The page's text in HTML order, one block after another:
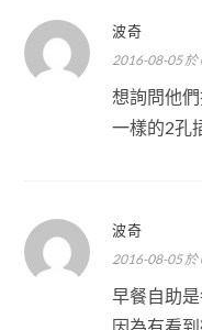
波奇
2016-08-05 於
想詢問他
一樣的2孔
波奇
2016-08-05 於
早餐自助
因為有看